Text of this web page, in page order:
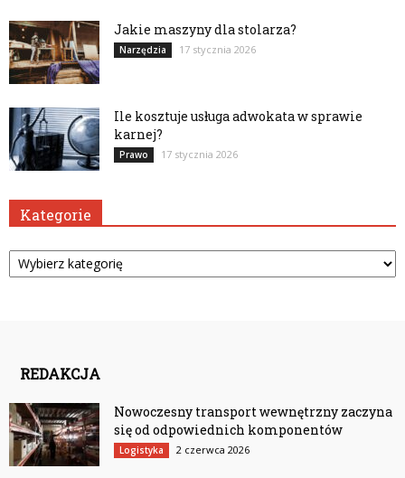
Jakie maszyny dla stolarza?
Narzędzia 17 stycznia 2026
Ile kosztuje usługa adwokata w sprawie
karnej?
Prawo 17 stycznia 2026
Kategorie
Kategorie
REDAKCJA
Nowoczesny transport wewnętrzny zaczyna
się od odpowiednich komponentów
Logistyka 2 czerwca 2026